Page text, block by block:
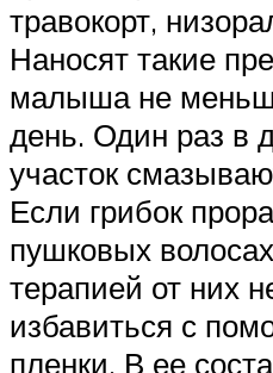
травокорт,
Наносят такие
малыша не
день. Один раз в
участок
Если грибок
пушковых
терапией от них
избавиться с
пленки. В ее